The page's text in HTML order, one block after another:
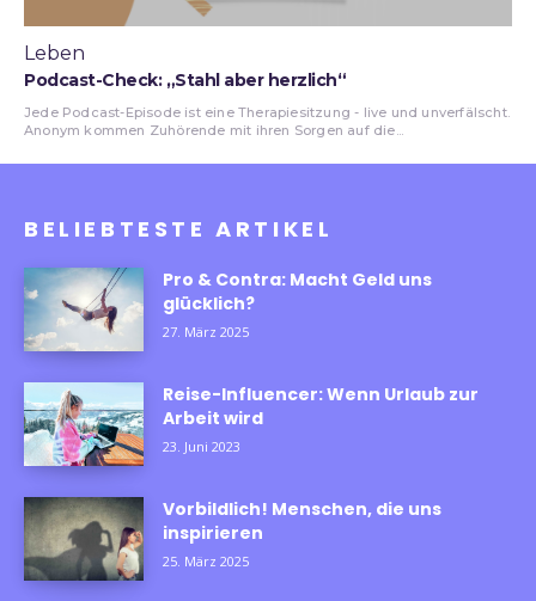
Leben
Podcast-Check: „Stahl aber herzlich“
Jede Podcast-Episode ist eine Therapiesitzung - live und unverfälscht.
Anonym kommen Zuhörende mit ihren Sorgen auf die...
BELIEBTESTE ARTIKEL
Pro & Contra: Macht Geld uns
glücklich?
27. März 2025
Reise-Influencer: Wenn Urlaub zur
Arbeit wird
23. Juni 2023
Vorbildlich! Menschen, die uns
inspirieren
25. März 2025